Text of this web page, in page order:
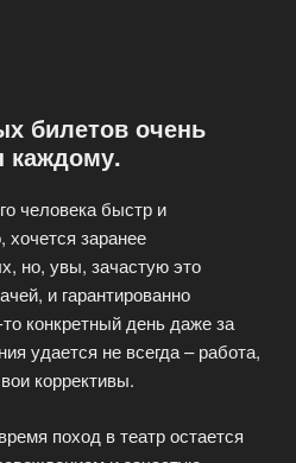
билетов очень
каждому.
человека быстр и
хочется заранее
но, увы, зачастую это
и гарантированно
конкретный день даже за
удается не всегда – работа,
коррективы.
поход в театр остается